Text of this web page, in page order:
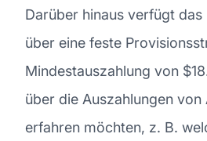
Darüber hinaus verfügt
über eine feste
Mindestauszahlung von
über die Auszahlungen von
erfahren möchten, z. B.